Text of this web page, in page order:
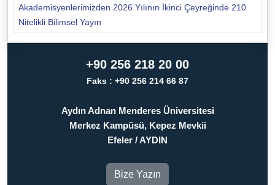
Akademisyenlerimizden 2026 Yılının İkinci Çeyreğinde 210
Nitelikli Bilimsel Yayın
+90 256 218 20 00
Faks : +90 256 214 66 87
Aydın Adnan Menderes Üniversitesi
Merkez Kampüsü, Kepez Mevkii
Efeler / AYDIN
Bize Yazın